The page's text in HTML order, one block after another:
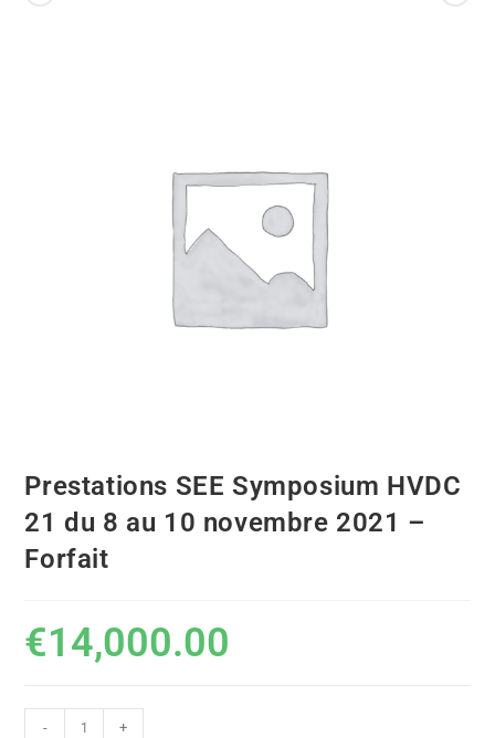
Prestations SEE Symposium HVDC
21 du 8 au 10 novembre 2021 –
Forfait
€14,000.00
- +